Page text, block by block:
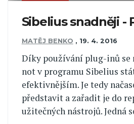
Sibelius snadněji -
MATĚJ BENKO , 19. 4. 2016
Díky používání plug-inů se
not v programu Sibelius
efektivnějším. Je tedy
představit a zařadit je do
užitečných nástrojů. Jedná